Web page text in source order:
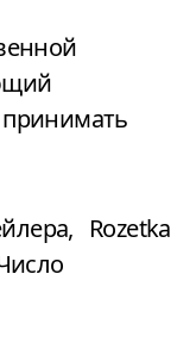
принимать
Rozetka